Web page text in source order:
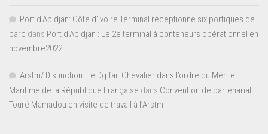
Port d'Abidjan: Côte d’Ivoire Terminal réceptionne six portiques de
parc dans Port d’Abidjan : Le 2e terminal à conteneurs opérationnel en
novembre2022
Arstm/ Distinction: Le Dg fait Chevalier dans l’ordre du Mérite
Maritime de la République Française dans Convention de partenariat:
Touré Mamadou en visite de travail à l’Arstm